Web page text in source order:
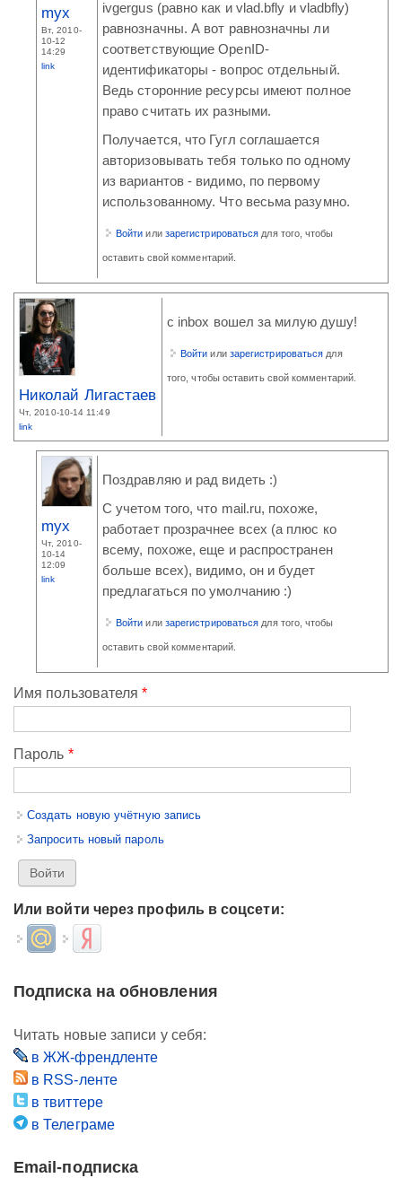
myx
Вт, 2010-
10-12
14:29
link
ivgergus (равно как и vlad.bfly и vladbfly)
равнозначны. А вот равнозначны ли
соответствующие OpenID-
идентификаторы - вопрос отдельный.
Ведь сторонние ресурсы имеют полное
право считать их разными.
Получается, что Гугл соглашается
авторизовывать тебя только по одному
из вариантов - видимо, по первому
использованному. Что весьма разумно.
Войти или зарегистрироваться для того, чтобы
оставить свой комментарий.
Николай Лигастаев
Чт, 2010-10-14 11:49
link
c inbox вошел за милую душу!
Войти или зарегистрироваться для
того, чтобы оставить свой комментарий.
myx
Чт, 2010-
10-14
12:09
link
Поздравляю и рад видеть :)
С учетом того, что mail.ru, похоже,
работает прозрачнее всех (а плюс ко
всему, похоже, еще и распространен
больше всех), видимо, он и будет
предлагаться по умолчанию :)
Войти или зарегистрироваться для того, чтобы
оставить свой комментарий.
Имя пользователя*
Пароль *
Создать новую учётную запись
Запросить новый пароль
Или войти через профиль в соцсети:
Login with Mail.ruLogin with Яндекс
Подписка на обновления
Читать новые записи у себя:
в ЖЖ-френдленте
в RSS-ленте
в твиттере
в Телеграме
Email-подписка